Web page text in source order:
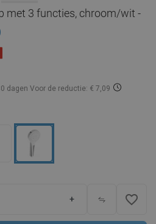
met 3 functies, chroom/wit -
dagen Voor de reductie: € 7,09
+ favorite_border